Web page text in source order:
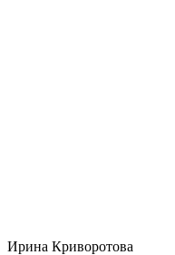
Ирина Криворотова